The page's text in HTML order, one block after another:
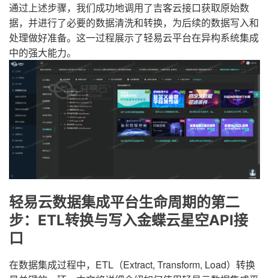
通过上述步骤，我们成功地调用了吉客云接口获取原始数
据，并进行了必要的数据清洗和转换，为后续的数据写入和
处理做好准备。这一过程展示了轻易云平台在异构系统集成
中的强大能力。
轻易云数据集成平台生命周期的第二
步：ETL转换与写入金蝶云星空API接
口
在数据集成过程中，ETL（Extract, Transform, Load）转换